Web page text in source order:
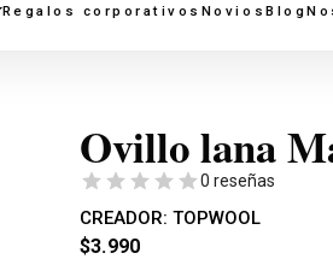
Regalos corporativos NoviosBlog
Ovillo lana
0 reseñas
CREADOR: TOPWOOL
$3.990